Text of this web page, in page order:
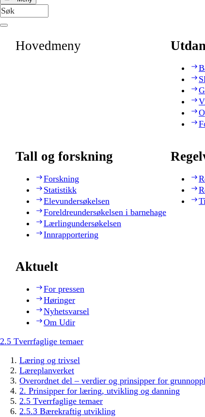
Hovedmeny
Tall og forskning
Forskning
Statistikk
Elevundersøkelsen
Foreldreundersøkelsen i barnehage
Lærlingundersøkelsen
Innrapportering
Aktuelt
For pressen
Høringer
Nyhetsvarsel
Om Udir
2.5 Tverrfaglige temaer
Læring og trivsel
Læreplanverket
Overordnet del – verdier og prinsipper for
2. Prinsipper for læring, utvikling og danning
2.5 Tverrfaglige temaer
2.5.3 Bærekraftig utvikling